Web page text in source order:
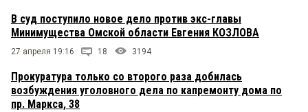
В суд поступило новое дело против экс-главы
Минимущества Омской области Евгения КОЗЛОВА
27 апреля 19:16 18 3194
Прокуратура только со второго раза добилась
возбуждения уголовного дела по капремонту дома по
пр. Маркса, 38